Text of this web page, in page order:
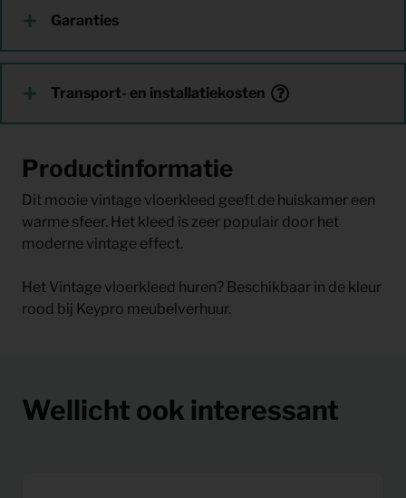
Garanties
Transport- en installatiekosten
Productinformatie
Dit mooie vintage vloerkleed geeft de huiskamer een
warme sfeer. Het kleed is zeer populair door het
moderne vintage effect.
Het Vintage vloerkleed huren? Beschikbaar in de kleur
rood bij Keypro meubelverhuur.
Wellicht ook interessant